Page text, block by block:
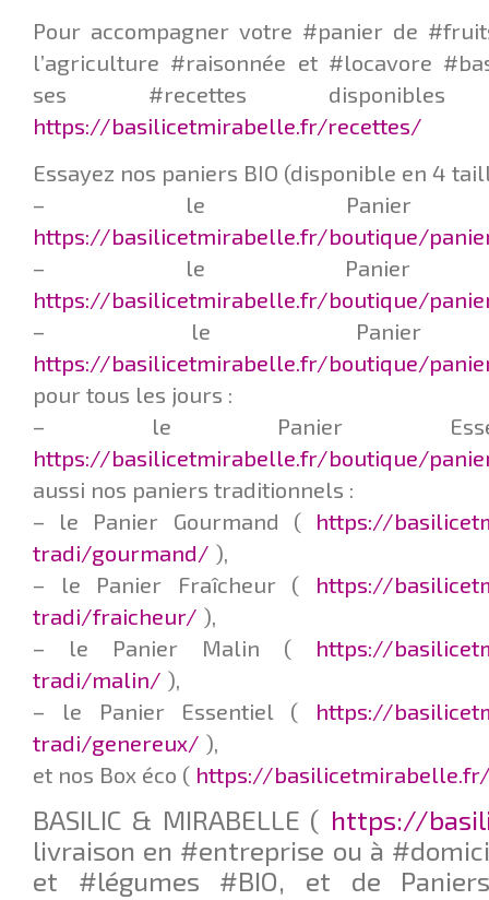
Pour accompagner votre #panier de
l’agriculture #raisonnée et #locavore
ses #recettes
https://basilicetmirabelle.fr/recettes/
Essayez nos paniers BIO (disponible en 4
– le Panier
https://basilicetmirabelle.fr/boutique/
– le Panier
https://basilicetmirabelle.fr/boutique/
– le Panier
https://basilicetmirabelle.fr/boutique/
pour tous les jours :
– le Panier
https://basilicetmirabelle.fr/boutique/
aussi nos paniers traditionnels :
– le Panier Gourmand ( https://
tradi/gourmand/ ),
– le Panier Fraîcheur ( https://
tradi/fraicheur/ ),
– le Panier Malin ( https://
tradi/malin/ ),
– le Panier Essentiel ( https://
tradi/genereux/ ),
et nos Box éco ( https://
BASILIC & MIRABELLE ( https://
livraison en #entreprise ou à
et #légumes #BIO, et de